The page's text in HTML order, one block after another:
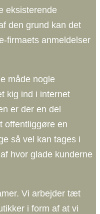
eksisterende
den grund kan det
firmaets anmeldelser
måde nogle
kig ind i internet
er der en del
offentliggøre en
så vel kan tages i
hvor glade kunderne
Vi arbejder tæt
i form af at vi